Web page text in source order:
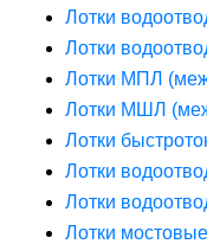
Лотки
Лотки
Лотки МПЛ
Лотки МШЛ
Лотки
Лотки
Лотки
Лотки